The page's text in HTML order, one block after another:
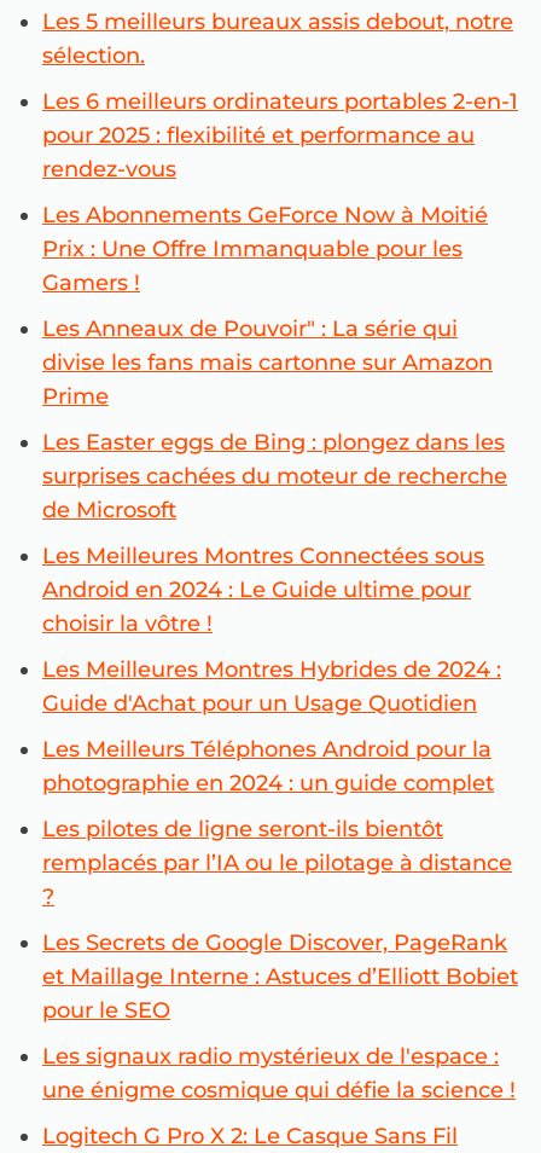
Les 5 meilleurs bureaux assis debout, notre
sélection.
Les 6 meilleurs ordinateurs portables 2-en-1
pour 2025 : flexibilité et performance au
rendez-vous
Les Abonnements GeForce Now à Moitié
Prix : Une Offre Immanquable pour les
Gamers !
Les Anneaux de Pouvoir" : La série qui
divise les fans mais cartonne sur Amazon
Prime
Les Easter eggs de Bing : plongez dans les
surprises cachées du moteur de recherche
de Microsoft
Les Meilleures Montres Connectées sous
Android en 2024 : Le Guide ultime pour
choisir la vôtre !
Les Meilleures Montres Hybrides de 2024 :
Guide d'Achat pour un Usage Quotidien
Les Meilleurs Téléphones Android pour la
photographie en 2024 : un guide complet
Les pilotes de ligne seront-ils bientôt
remplacés par l’IA ou le pilotage à distance
?
Les Secrets de Google Discover, PageRank
et Maillage Interne : Astuces d’Elliott Bobiet
pour le SEO
Les signaux radio mystérieux de l'espace :
une énigme cosmique qui défie la science !
Logitech G Pro X 2: Le Casque Sans Fil